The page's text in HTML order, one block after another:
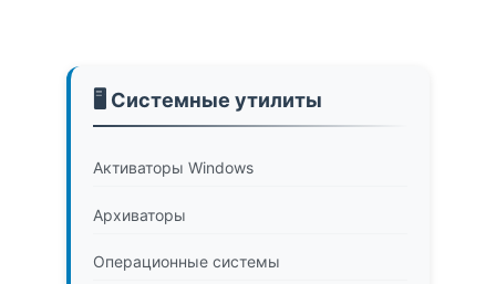
🖥️ Системные утилиты
Активаторы Windows
Архиваторы
Операционные системы